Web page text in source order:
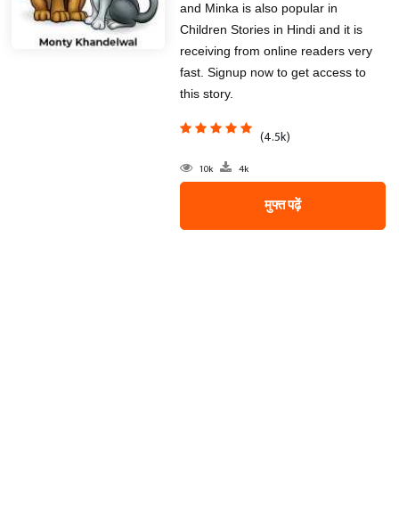
and Minka is also popular in
Children Stories in Hindi and it is
receiving from online readers very
fast. Signup now to get access to
this story.
(4.5k)
10k 4k
मुफ्त पढ़ें